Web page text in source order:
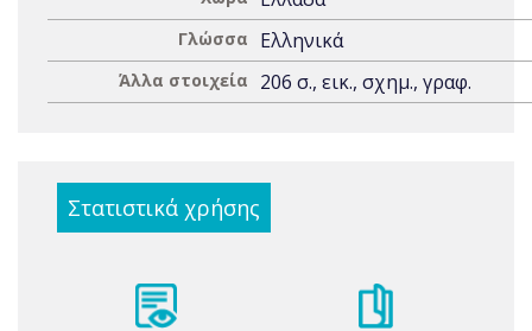
Γλώσσα Ελληνικά
Άλλα στοιχεία 206 σ., εικ., σχημ., γραφ.
Στατιστικά χρήσης